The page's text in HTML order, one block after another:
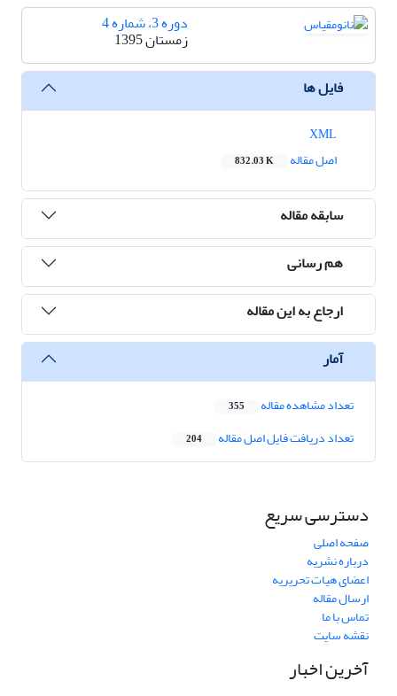
دوره 3، شماره 4
زمستان 1395
فایل ها
اصل مقاله
832.03 K
سابقه مقاله
هم رسانی
ارجاع به این مقاله
آمار
تعداد مشاهده مقاله 355
تعداد دریافت فایل اصل مقاله 204
دسترسی سریع
صفحه اصلی
درباره نشریه
اعضای هیات تحریریه
ارسال مقاله
تماس با ما
نقشه سایت
آخرین اخبار